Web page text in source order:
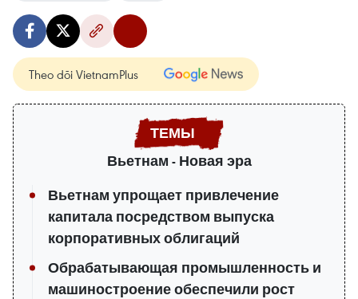
Theo dõi VietnamPlus
Вьетнам - Новая эра
Вьетнам упрощает привлечение
капитала посредством выпуска
корпоративных облигаций
Обрабатывающая промышленность и
машиностроение обеспечили рост